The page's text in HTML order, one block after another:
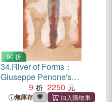
90 折
34.River of Forms：
Giuseppe Penone's
Drawings
9 2250
無庫存